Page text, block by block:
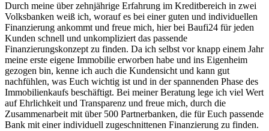
Durch meine über zehnjährige Erfahrung im Kreditbereich in zwei
Volksbanken weiß ich, worauf es bei einer guten und individuellen
Finanzierung ankommt und freue mich, hier bei Baufi24 für jeden
Kunden schnell und unkompliziert das passende
Finanzierungskonzept zu finden. Da ich selbst vor knapp einem Jahr
meine erste eigene Immobilie erworben habe und ins Eigenheim
gezogen bin, kenne ich auch die Kundensicht und kann gut
nachfühlen, was Euch wichtig ist und in der spannenden Phase des
Immobilienkaufs beschäftigt. Bei meiner Beratung lege ich viel Wert
auf Ehrlichkeit und Transparenz und freue mich, durch die
Zusammenarbeit mit über 500 Partnerbanken, die für Euch passende
Bank mit einer individuell zugeschnittenen Finanzierung zu finden.